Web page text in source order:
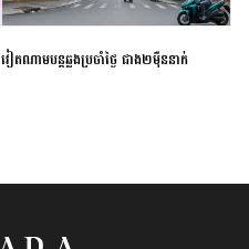
រស់នៅសង្កាត់បឹងកុក
វៀតណាម​បន្ត​ឆ្លង​ប្រចាំថ្ងៃ​ ​ជាង​២​ម៉ឺន​នាក់​